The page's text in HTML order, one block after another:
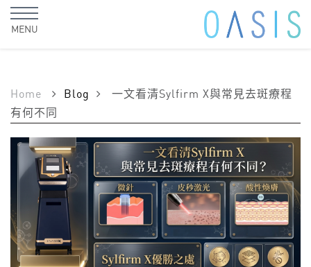
MENU
Home Blog
一文看清Sylfirm X與常見去斑療程
有何不同